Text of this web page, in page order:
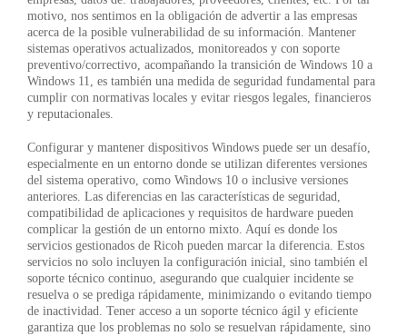
motivo, nos sentimos en la obligación de advertir a las empresas
acerca de la posible vulnerabilidad de su información. Mantener
sistemas operativos actualizados, monitoreados y con soporte
preventivo/correctivo, acompañando la transición de Windows 10 a
Windows 11, es también una medida de seguridad fundamental para
cumplir con normativas locales y evitar riesgos legales, financieros
y reputacionales.
Configurar y mantener dispositivos Windows puede ser un desafío,
especialmente en un entorno donde se utilizan diferentes versiones
del sistema operativo, como Windows 10 o inclusive versiones
anteriores. Las diferencias en las características de seguridad,
compatibilidad de aplicaciones y requisitos de hardware pueden
complicar la gestión de un entorno mixto. Aquí es donde los
servicios gestionados de Ricoh pueden marcar la diferencia. Estos
servicios no solo incluyen la configuración inicial, sino también el
soporte técnico continuo, asegurando que cualquier incidente se
resuelva o se prediga rápidamente, minimizando o evitando tiempo
de inactividad. Tener acceso a un soporte técnico ágil y eficiente
garantiza que los problemas no solo se resuelvan rápidamente, sino